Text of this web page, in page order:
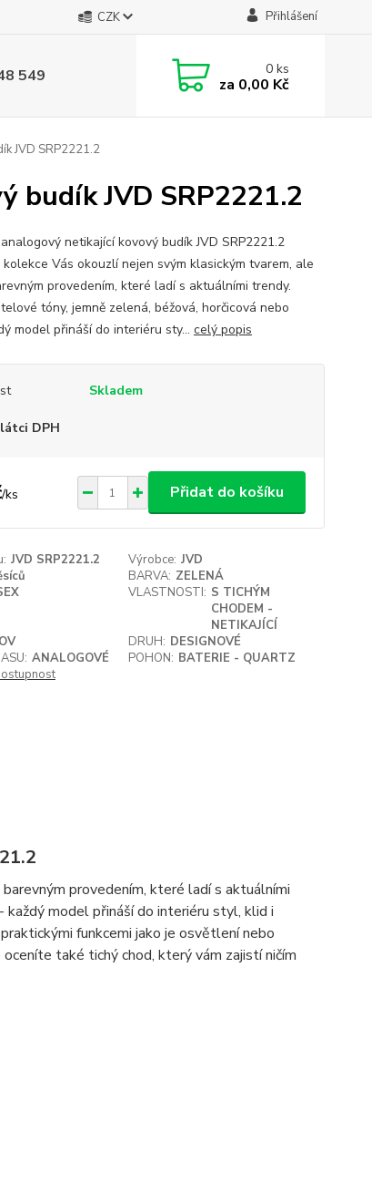
CZK Přihlášení
549 0ks
za 0,00 Kč
JVD SRP2221.2
budík JVD SRP2221.2
netikající kovový budík JVD SRP2221.2
Vás okouzlí nejen svým klasickým tvarem, ale
provedením, které ladí s aktuálními trendy.
tóny, jemně zelená, béžová, horčicová nebo
model přináší do interiéru sty... celý popis
Skladem
DPH
/ks Přidat do košíku
JVD SRP2221.2 Výrobce: JVD
BARVA: ZELENÁ
VLASTNOSTI: S TICHÝM
CHODEM -
NETIKAJÍCÍ
DRUH: DESIGNOVÉ
ANALOGOVÉ POHON: BATERIE - QUARTZ
provedením, které ladí s aktuálními
model přináší do interiéru styl, klid i
funkcemi jako je osvětlení nebo
také tichý chod, který vám zajistí ničím